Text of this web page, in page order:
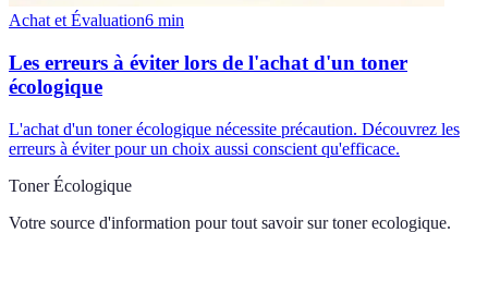
Achat et Évaluation6 min
Les erreurs à éviter lors de l'achat d'un toner
écologique
L'achat d'un toner écologique nécessite précaution. Découvrez les
erreurs à éviter pour un choix aussi conscient qu'efficace.
Toner Écologique
Votre source d'information pour tout savoir sur toner ecologique.